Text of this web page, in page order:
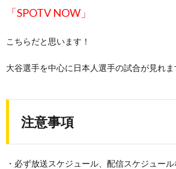
「SPOTV NOW」
こちらだと思います！
大谷選手を中心に日本人選手の試合が見れま
注意事項
・必ず放送スケジュール、配信スケジュー